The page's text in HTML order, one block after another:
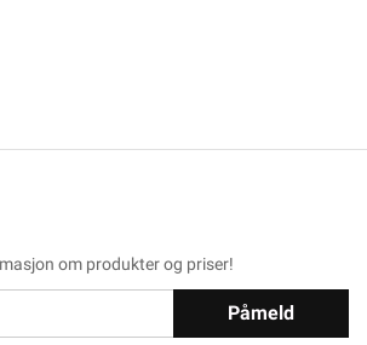
om produkter og priser!
Påmeld